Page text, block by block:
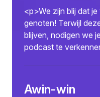
<p>We zijn blij dat
genoten! Terwijl
blijven, nodigen we
podcast te
Awin-win